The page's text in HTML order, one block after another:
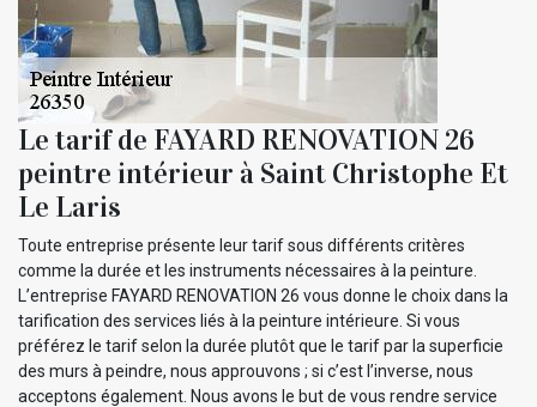
Le tarif de FAYARD RENOVATION 26
peintre intérieur à Saint Christophe Et
Le Laris
Toute entreprise présente leur tarif sous différents critères
comme la durée et les instruments nécessaires à la peinture.
L’entreprise FAYARD RENOVATION 26 vous donne le choix dans la
tarification des services liés à la peinture intérieure. Si vous
préférez le tarif selon la durée plutôt que le tarif par la superficie
des murs à peindre, nous approuvons ; si c’est l’inverse, nous
acceptons également. Nous avons le but de vous rendre service